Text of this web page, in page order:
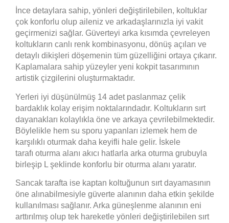
İnce detaylara sahip, yönleri değiştirilebilen, koltuklar
çok konforlu olup aileniz ve arkadaşlarınızla iyi vakit
geçirmenizi sağlar. Güverteyi arka kısımda çevreleyen
koltukların canlı renk kombinasyonu, dönüş açıları ve
detaylı dikişleri döşemenin tüm güzelliğini ortaya çıkarır.
Kaplamalara sahip yüzeyler yeni kokpit tasarımının
artistik çizgilerini oluşturmaktadır.
Yerleri iyi düşünülmüş 14 adet paslanmaz çelik
bardaklık kolay erişim noktalarındadır. Koltukların sırt
dayanakları kolaylıkla öne ve arkaya çevrilebilmektedir.
Böylelikle hem su sporu yapanları izlemek hem de
karşılıklı oturmak daha keyifli hale gelir. İskele
tarafı oturma alanı akıcı hatlarla arka oturma grubuyla
birleşip L şeklinde konforlu bir oturma alanı yaratır.
Sancak tarafta ise kaptan koltuğunun sırt dayamasının
öne alınabilmesiyle güverte alanının daha etkin şekilde
kullanılması sağlanır. Arka güneşlenme alanının eni
arttırılmış olup tek hareketle yönleri değiştirilebilen sırt